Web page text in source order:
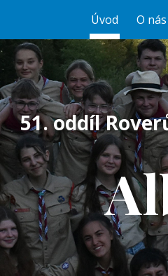
Skip to main content
Úvod O nás
51. oddíl